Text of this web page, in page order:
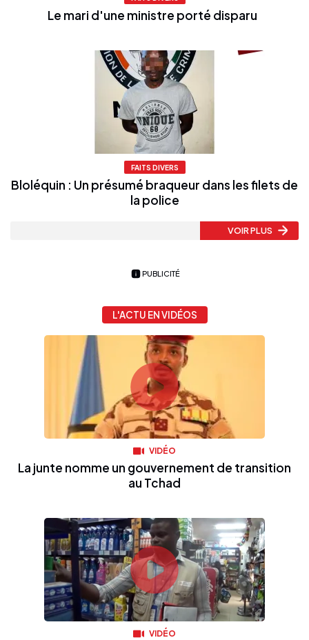
Le mari d'une ministre porté disparu
FAITS DIVERS
Bloléquin : Un présumé braqueur dans les filets de
la police
VOIR PLUS
PUBLICITÉ
L'ACTU EN VIDÉOS
VIDÉO
La junte nomme un gouvernement de transition
au Tchad
VIDÉO